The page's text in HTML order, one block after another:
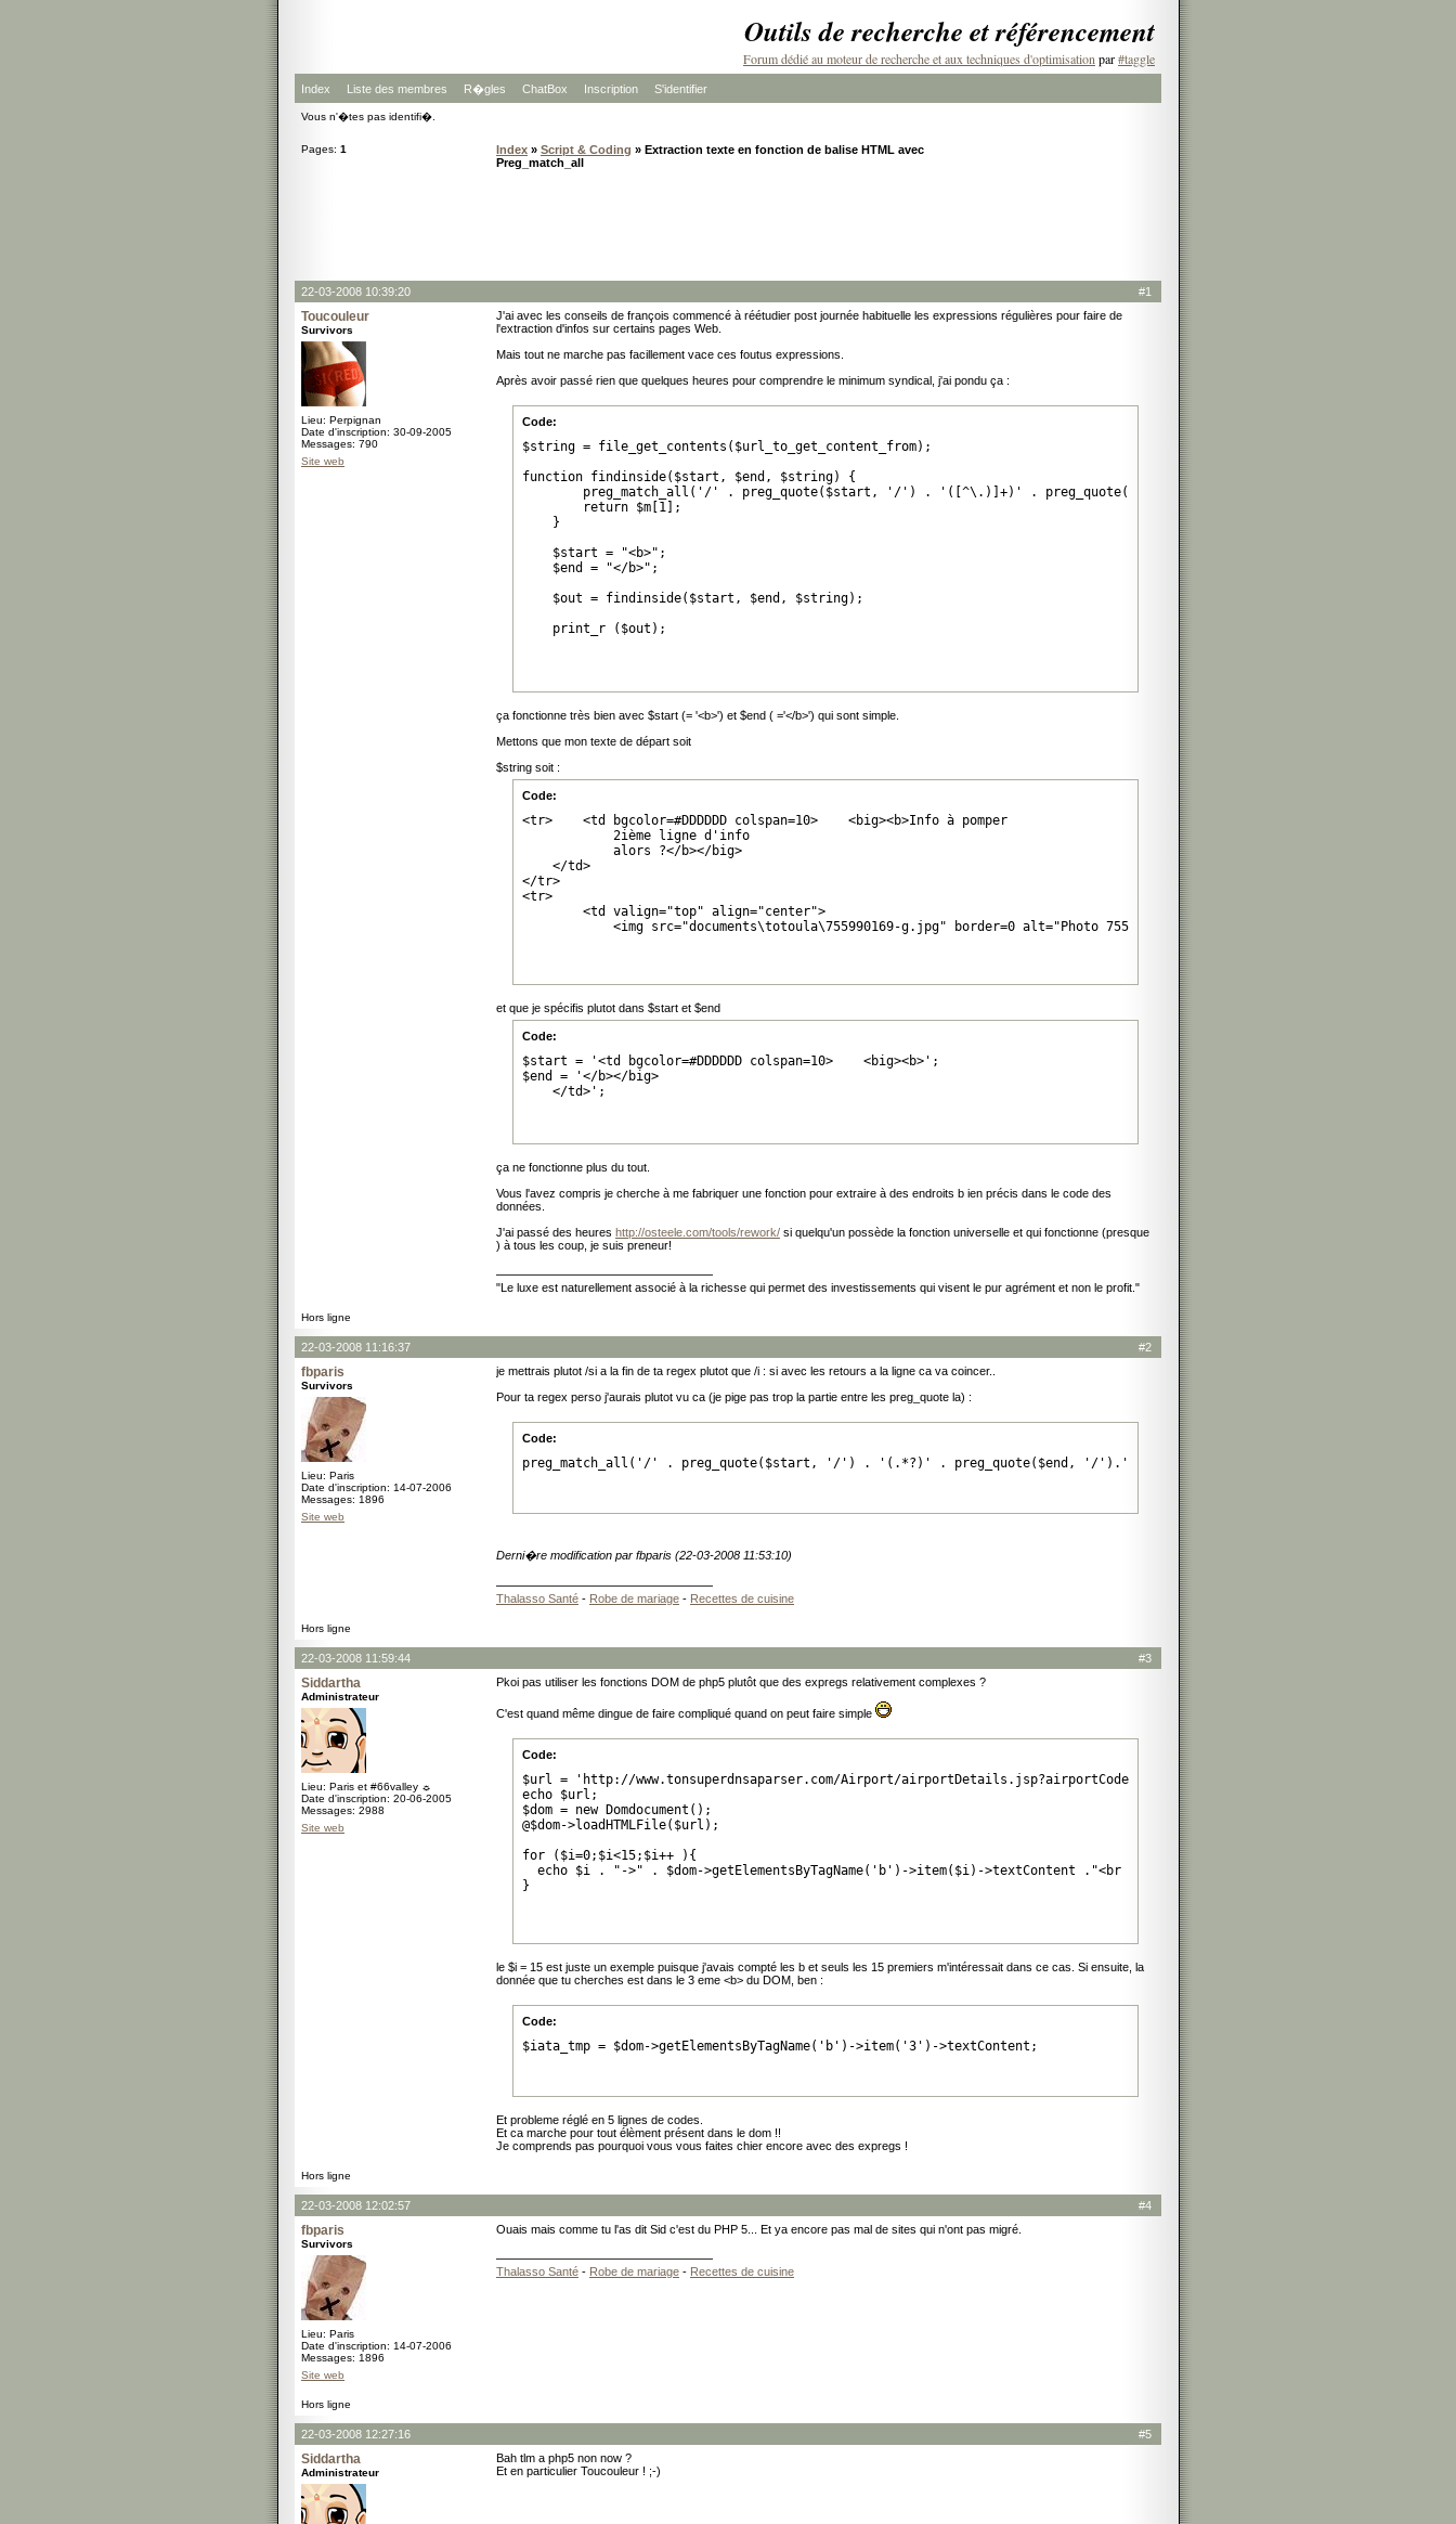
Outils de recherche et référencement
Forum dédié au moteur de recherche et aux techniques d'optimisation par#taggle
Index Liste des membres R�gles ChatBox Inscription S'identifier
Vous n'�tes pas identifi�.
Pages: 1 Index » Script & Coding » Extraction texte en fonction de balise HTML avec
Preg_match_all
#1
22-03-2008 10:39:20
Toucouleur
Survivors
Lieu: Perpignan
Date d'inscription: 30-09-2005
Messages: 790
Site web
J'ai avec les conseils de françois commencé à réétudier post journée habituelle les expressions régulières pour faire de
l'extraction d'infos sur certains pages Web.
Mais tout ne marche pas facillement vace ces foutus expressions.
Après avoir passé rien que quelques heures pour comprendre le minimum syndical, j'ai pondu ça :
Code:
$string = file_get_contents($url_to_get_content_from);
function findinside($start, $end, $string) {
        preg_match_all('/' . preg_quote($start, '/') . '([^\.)]+)' . preg_quote($end, '/').'/i', $string, $m);
        return $m[1];
    }
    $start = "<b>";
    $end = "</b>";
    $out = findinside($start, $end, $string);
    print_r ($out);
ça fonctionne très bien avec $start (= '<b>') et $end ( ='</b>') qui sont simple.
Mettons que mon texte de départ soit
$string soit :
Code:
<tr>    <td bgcolor=#DDDDDD colspan=10>    <big><b>Info à pomper
            2ième ligne d'info
            alors ?</b></big>
    </td>
</tr>
<tr>
        <td valign="top" align="center">
<img src="documents\totoula\755990169-g.jpg" border=0 alt="Photo 755990169-g.jpg" title="755990169 : test
et que je spécifis plutot dans $start et $end
Code:
$start = '<td bgcolor=#DDDDDD colspan=10>    <big><b>';
$end = '</b></big>
    </td>';
ça ne fonctionne plus du tout.
Vous l'avez compris je cherche à me fabriquer une fonction pour extraire à des endroits b ien précis dans le code des
données.
J'ai passé des heures http://osteele.com/tools/rework/ si quelqu'un possède la fonction universelle et qui fonctionne (presque
) à tous les coup, je suis preneur!
"Le luxe est naturellement associé à la richesse qui permet des investissements qui visent le pur agrément et non le profit."
Hors ligne
#2
22-03-2008 11:16:37
fbparis
Survivors
Lieu: Paris
Date d'inscription: 14-07-2006
Messages: 1896
Site web
je mettrais plutot /si a la fin de ta regex plutot que /i : si avec les retours a la ligne ca va coincer..
Pour ta regex perso j'aurais plutot vu ca (je pige pas trop la partie entre les preg_quote la) :
Code:
preg_match_all('/' . preg_quote($start, '/') . '(.*?)' . preg_quote($end, '/').'/si', $string, $m);
Derni�re modification par fbparis (22-03-2008 11:53:10)
Thalasso Santé - Robe de mariage - Recettes de cuisine
Hors ligne
#3
22-03-2008 11:59:44
Siddartha
Administrateur
Lieu: Paris et #66valley ☼
Date d'inscription: 20-06-2005
Messages: 2988
Site web
Pkoi pas utiliser les fonctions DOM de php5 plutôt que des expregs relativement complexes ?
C'est quand même dingue de faire compliqué quand on peut faire simple
Code:
$url = 'http://www.tonsuperdnsaparser.com/Airport/airportDetails.jsp?airportCode='.$getIata;
echo $url;
$dom = new Domdocument();
@$dom->loadHTMLFile($url);
for ($i=0;$i<15;$i++ ){
  echo $i . "->" . $dom->getElementsByTagName('b')->item($i)->textContent ."<br />";
}
le $i = 15 est juste un exemple puisque j'avais compté les b et seuls les 15 premiers m'intéressait dans ce cas. Si ensuite, la
donnée que tu cherches est dans le 3 eme <b> du DOM, ben :
Code:
$iata_tmp = $dom->getElementsByTagName('b')->item('3')->textContent;
Et probleme réglé en 5 lignes de codes.
Et ca marche pour tout élèment présent dans le dom !!
Je comprends pas pourquoi vous vous faites chier encore avec des expregs !
Hors ligne
#4
22-03-2008 12:02:57
fbparis
Survivors
Lieu: Paris
Date d'inscription: 14-07-2006
Messages: 1896
Site web
Ouais mais comme tu l'as dit Sid c'est du PHP 5... Et ya encore pas mal de sites qui n'ont pas migré.
Thalasso Santé - Robe de mariage - Recettes de cuisine
Hors ligne
#5
22-03-2008 12:27:16
Siddartha
Administrateur
Bah tlm a php5 non now ?
Et en particulier Toucouleur ! ;-)